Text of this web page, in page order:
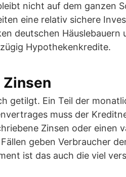
nicht auf dem ganzen
eine relativ sichere
deutschen Häuslebauern
Hypothekenkredite.
getilgt. Ein Teil der
muss der
Zinsen oder einen
geben Verbraucher
ist das auch die viel